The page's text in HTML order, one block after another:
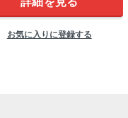
お気に入りに登録する